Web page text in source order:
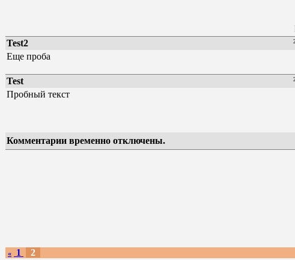
Test2
Еще проба
Test
Пробный текст
Комментарии временно отключены.
« 1 2